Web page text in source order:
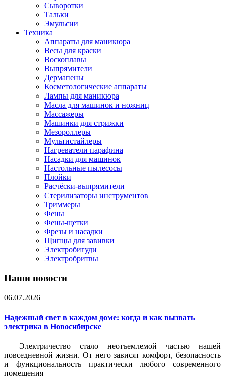
Сыворотки
Тальки
Эмульсии
Техника
Аппараты для маникюра
Весы для краски
Воскоплавы
Выпрямители
Дермапены
Косметологические аппараты
Лампы для маникюра
Масла для машинок и ножниц
Массажеры
Машинки для стрижки
Мезороллеры
Мультистайлеры
Нагреватели парафина
Насадки для машинок
Настольные пылесосы
Плойки
Расчёски-выпрямители
Стерилизаторы инструментов
Триммеры
Фены
Фены-щетки
Фрезы и насадки
Щипцы для завивки
Электробигуди
Электробритвы
Наши новости
06.07.2026
Надежный свет в каждом доме: когда и как вызвать
электрика в Новосибирске
Электричество стало неотъемлемой частью нашей
повседневной жизни. От него зависят комфорт, безопасность
и функциональность практически любого современного
помещения